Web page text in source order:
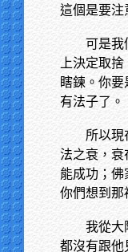
這個是要注
可是我
上決定取
瞎鍊。你
有法子了。
所以現
法之衰，衰
能成功；
你們想到那
我從大
都沒有跟他